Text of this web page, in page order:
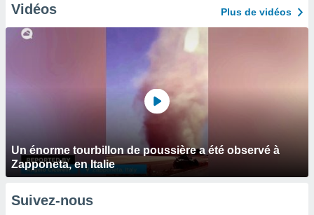
Vidéos Plus de vidéos
Un énorme tourbillon de poussière a été observé à
Zapponeta, en Italie
Suivez-nous